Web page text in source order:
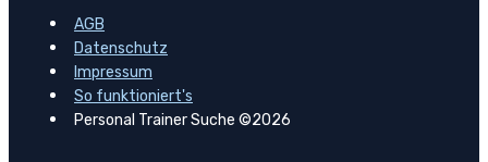
AGB
Datenschutz
Impressum
So funktioniert's
Personal Trainer Suche ©2026